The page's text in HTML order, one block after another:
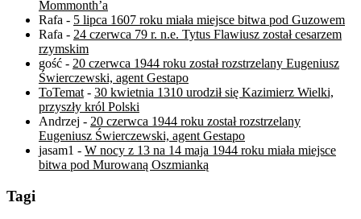
Mommonth’a
Rafa - 5 lipca 1607 roku miała miejsce bitwa pod Guzowem
Rafa - 24 czerwca 79 r. n.e. Tytus Flawiusz został cesarzem
rzymskim
gość - 20 czerwca 1944 roku został rozstrzelany Eugeniusz
Świerczewski, agent Gestapo
ToTemat- 30 kwietnia 1310 urodził się Kazimierz Wielki,
przyszły król Polski
Andrzej - 20 czerwca 1944 roku został rozstrzelany
Eugeniusz Świerczewski, agent Gestapo
jasam1 - W nocy z 13 na 14 maja 1944 roku miała miejsce
bitwa pod Murowaną Oszmianką
Tagi